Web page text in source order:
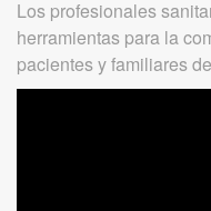
Los profesionales
herramientas para la
pacientes y familiares